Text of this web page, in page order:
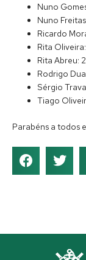
Nuno
Nuno
Ricardo
Rita
Rita Abreu:
Rodrigo
Sérgio
Tiago
Parabéns a todos